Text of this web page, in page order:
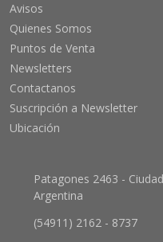
Avisos
Quienes Somos
Puntos de Venta
Newsletters
Contactanos
Suscripción a Newsletter
Ubicación
Patagones 2463 -
Argentina
(54911) 2162 - 8737